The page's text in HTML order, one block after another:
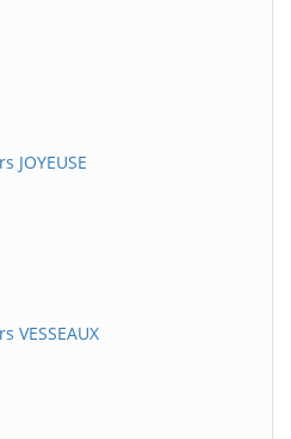
JOYEUSE
VESSEAUX